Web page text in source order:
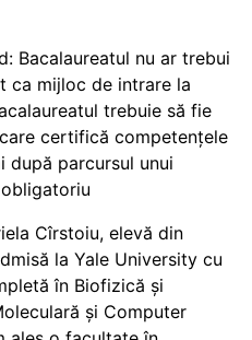
Bacalaureatul nu ar trebui
ca mijloc de intrare la
trebuie să fie
certifică competențele
după parcursul unui
Cîrstoiu, elevă din
la Yale University cu
în Biofizică și
și Computer